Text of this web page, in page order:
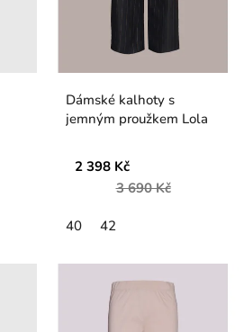
Dámské kalhoty s
jemným proužkem Lola
2 398 Kč
3 690 Kč
40 42